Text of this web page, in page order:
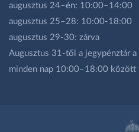
augusztus 24–én: 10:00–14:00
augusztus 25–28: 10:00-18:00
augusztus 29-30: zárva
Augusztus 31-től a jegypénztár
minden nap 10:00–18:00 között